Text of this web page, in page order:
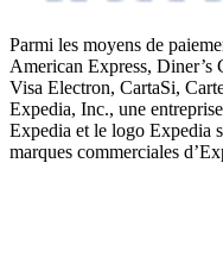
Parmi les moyens de
American Express, Diner’s
Visa Electron, CartaSi,
Expedia, Inc., une
Expedia et le logo Expedia
marques commerciales